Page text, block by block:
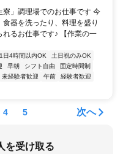
」調理場でのお仕事です 今
器を洗ったり、料理を盛り
るお仕事です♪ 【作業の一
1日4時間以内OK
土日祝のみOK
早朝 シフト自由
固定時間制
未経験者歓迎 午前
経験者歓迎
4 5 次へ
を受け取る